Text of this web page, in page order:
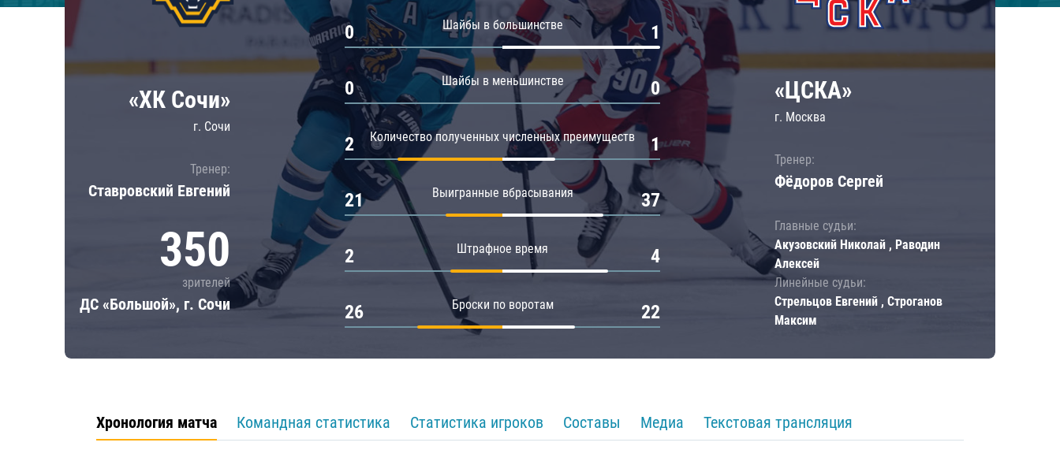
Локомотив
ЦСКА
Шанхайские Драконы
Амур
Барыс
Салават Юлаев
«ХК Сочи»
г. Сочи
Тренер:
Ставровский Евгений
350
зрителей
ДС «Большой», г. Сочи
Шайбы в большинстве
0 1
Шайбы в меньшинстве
0 0
Количество полученных численных преимуществ
2 1
Выигранные вбрасывания
21 37
Штрафное время
2 4
Броски по воротам
26 22
«ЦСКА»
г. Москва
Тренер:
Фёдоров Сергей
Главные судьи:
Акузовский Николай , Раводин
Алексей
Линейные судьи:
Стрельцов Евгений , Строганов
Максим
Хронология матча Командная статистика Статистика игроков Составы Медиа Текстовая трансляция